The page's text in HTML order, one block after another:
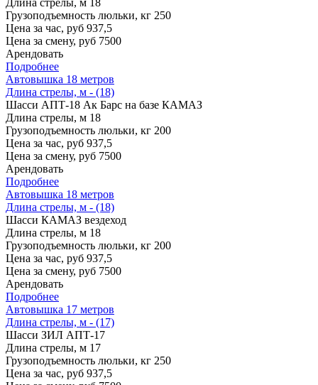
Грузоподъемность люльки, кг 250
Цена за час, руб 937,5
Цена за смену, руб 7500
Арендовать
Подробнее
Автовышка 18 метров
Длина стрелы, м - (18)
Шасси АПТ-18 Ак Барс на базе КАМАЗ
Длина стрелы, м 18
Грузоподъемность люльки, кг 200
Цена за час, руб 937,5
Цена за смену, руб 7500
Арендовать
Подробнее
Автовышка 18 метров
Длина стрелы, м - (18)
Шасси КАМАЗ вездеход
Длина стрелы, м 18
Грузоподъемность люльки, кг 200
Цена за час, руб 937,5
Цена за смену, руб 7500
Арендовать
Подробнее
Автовышка 17 метров
Длина стрелы, м - (17)
Шасси ЗИЛ АПТ-17
Длина стрелы, м 17
Грузоподъемность люльки, кг 250
Цена за час, руб 937,5